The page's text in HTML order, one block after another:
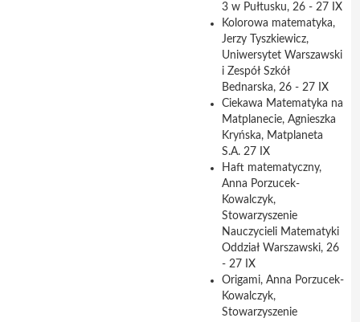
3 w Pułtusku, 26 - 27 IX
Kolorowa matematyka,
Jerzy Tyszkiewicz,
Uniwersytet Warszawski
i Zespół Szkół
Bednarska, 26 - 27 IX
Ciekawa Matematyka na
Matplanecie, Agnieszka
Kryńska, Matplaneta
S.A. 27 IX
Haft matematyczny,
Anna Porzucek-
Kowalczyk,
Stowarzyszenie
Nauczycieli Matematyki
Oddział Warszawski, 26
- 27 IX
Origami, Anna Porzucek-
Kowalczyk,
Stowarzyszenie